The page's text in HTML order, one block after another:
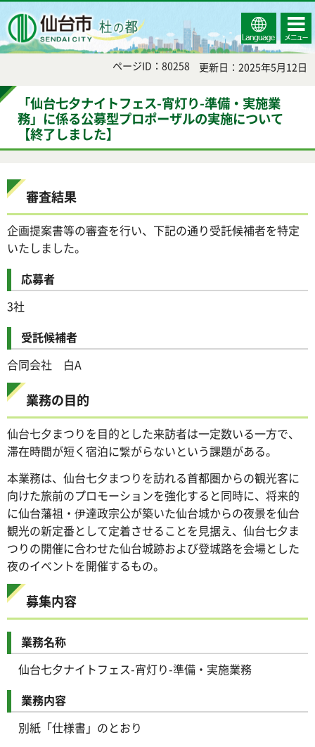
Select
Language
コンテ
ンツメ
ニュー
ページID：80258 更新日：2025年5月12日
「仙台七夕ナイトフェス-宵灯り-準備・実施業
務」に係る公募型プロポーザルの実施について
【終了しました】
審査結果
企画提案書等の審査を行い、下記の通り受託候補者を特定
いたしました。
応募者
3社
受託候補者
合同会社 白A
業務の目的
仙台七夕まつりを目的とした来訪者は一定数いる一方で、
滞在時間が短く宿泊に繋がらないという課題がある。
本業務は、仙台七夕まつりを訪れる首都圏からの観光客に
向けた旅前のプロモーションを強化すると同時に、将来的
に仙台藩祖・伊達政宗公が築いた仙台城からの夜景を仙台
観光の新定番として定着させることを見据え、仙台七夕ま
つりの開催に合わせた仙台城跡および登城路を会場とした
夜のイベントを開催するもの。
募集内容
業務名称
仙台七夕ナイトフェス-宵灯り-準備・実施業務
業務内容
別紙「仕様書」のとおり